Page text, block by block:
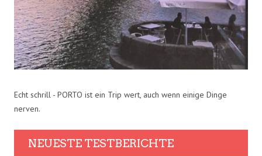
Echt schrill - PORTO ist ein Trip wert, auch wenn einige Dinge
nerven.
NEUESTE TESTBERICHTE